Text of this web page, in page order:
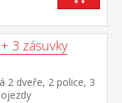
3 zásuvky
2 dveře, 2 police, 3